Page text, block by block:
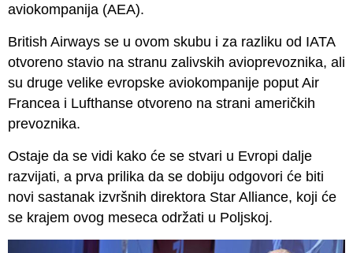
aviokompanija (AEA).
British Airways se u ovom skubu i za razliku od IATA
otvoreno stavio na stranu zalivskih avioprevoznika, ali
su druge velike evropske aviokompanije poput Air
Francea i Lufthanse otvoreno na strani američkih
prevoznika.
Ostaje da se vidi kako će se stvari u Evropi dalje
razvijati, a prva prilika da se dobiju odgovori će biti
novi sastanak izvršnih direktora Star Alliance, koji će
se krajem ovog meseca održati u Poljskoj.